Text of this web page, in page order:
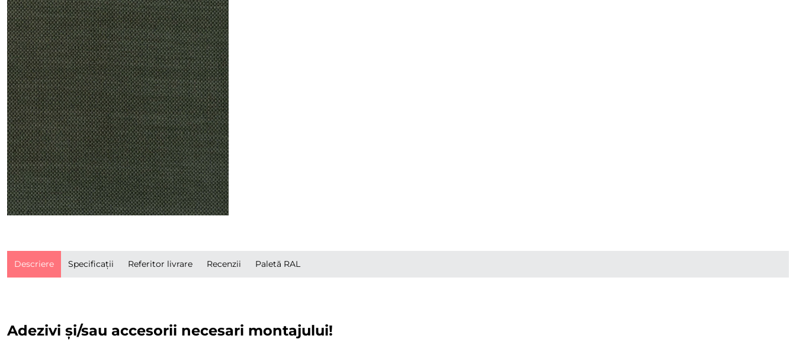
Descriere Specificații Referitor livrare Recenzii Paletă RAL
Adezivi și/sau accesorii necesari montajului!